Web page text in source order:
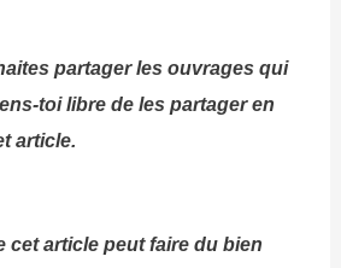
partager les ouvrages qui
toi libre de les partager en
article.
cet article peut faire du bien